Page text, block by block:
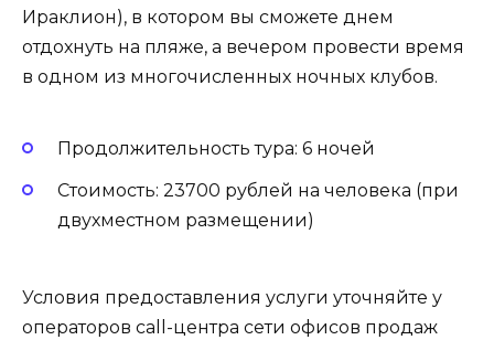
Ираклион), в котором вы сможете днем
отдохнуть на пляже, а вечером провести время
в одном из многочисленных ночных клубов.
Продолжительность тура: 6 ночей
Стоимость: 23700 рублей на человека (при
двухместном размещении)
Условия предоставления услуги уточняйте у
операторов call-центра сети офисов продаж